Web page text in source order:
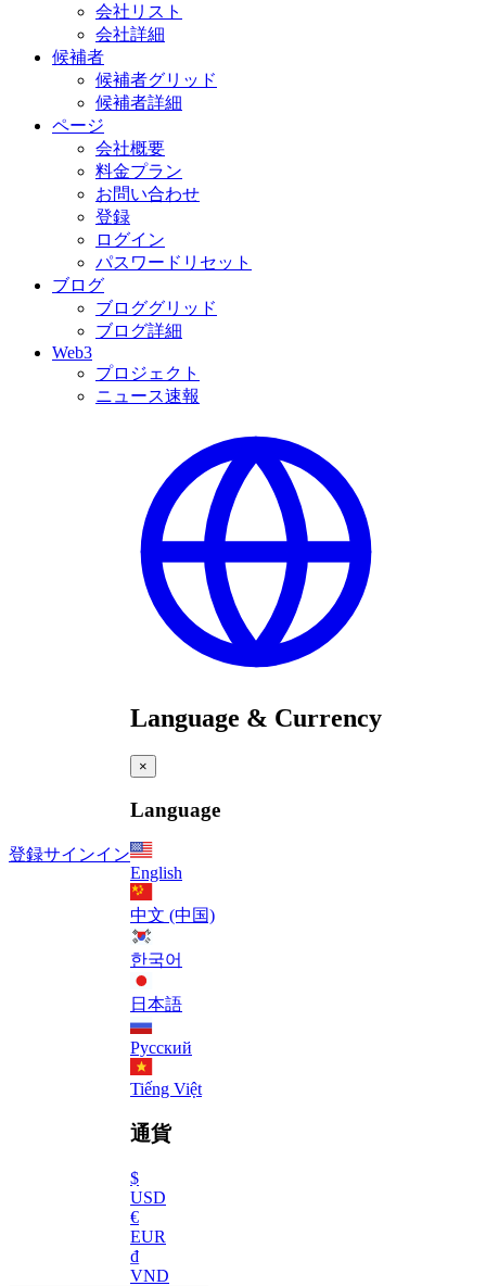
会社リスト
会社詳細
候補者
候補者グリッド
候補者詳細
ページ
会社概要
料金プラン
お問い合わせ
登録
ログイン
パスワードリセット
ブログ
ブロググリッド
ブログ詳細
Web3
プロジェクト
ニュース速報
登録サインイン
Language & Currency
×
Language
English
中文 (中国)
한국어
日本語
Русский
Tiếng Việt
通貨
$
USD
€
EUR
₫
VND